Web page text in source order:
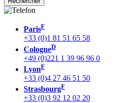
ParisF
+33 (0)1 81 51 65 58
CologneD
+49 (0)221 1 39 96 96 0
LyonF
+33 (0)4 27 46 51 50
StrasbourgF
+33 (0)3 92 12 02 20